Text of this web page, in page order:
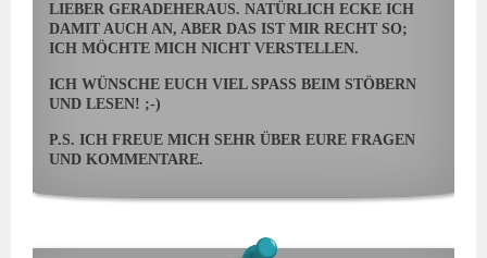
LIEBER GERADEHERAUS. NATÜRLICH ECKE ICH
DAMIT AUCH AN, ABER DAS IST MIR RECHT SO;
ICH MÖCHTE MICH NICHT VERSTELLEN.
ICH WÜNSCHE EUCH VIEL SPASS BEIM STÖBERN U
ND LESEN! ;-)
P.S. ICH FREUE MICH SEHR ÜBER EURE FRAGEN
UND KOMMENTARE.